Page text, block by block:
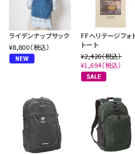
ライデンナップサック
¥8,800（税込）
FFヘリテージフォ
トート
¥2,420（税込）
¥1,694（税込）